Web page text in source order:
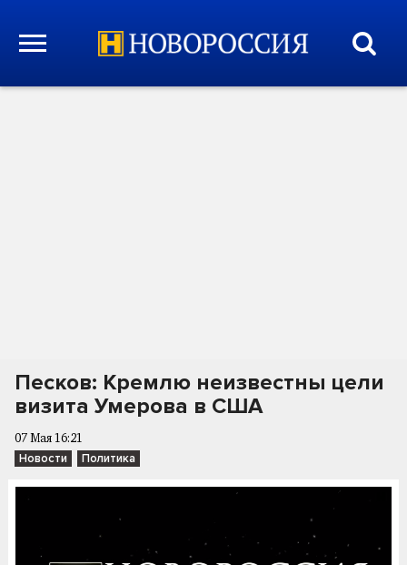
Песков: Кремлю неизвестны цели
визита Умерова в США
07 Мая 16:21
Новости Политика